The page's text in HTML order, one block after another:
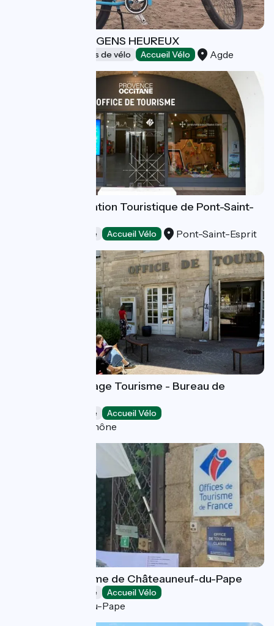
LA BALADE DES GENS HEUREUX
Loueurs/réparateurs de vélo Accueil Vélo Agde
Bureau d'Information Touristique de Pont-Saint-
Offices de Tourisme Accueil Vélo Pont-Saint-Esprit
Ardèche Hermitage Tourisme - Bureau de
Offices de Tourisme Accueil Vélo
Tournon-sur-Rhône
Office de Tourisme de Châteauneuf-du-Pape
Offices de Tourisme Accueil Vélo
Châteauneuf-du-Pape